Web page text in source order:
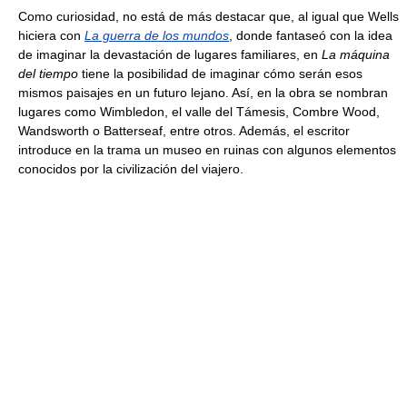
Como curiosidad, no está de más destacar que, al igual que Wells
hiciera con La guerra de los mundos , donde fantaseó con la idea
de imaginar la devastación de lugares familiares, en La máquina
del tiempo tiene la posibilidad de imaginar cómo serán esos
mismos paisajes en un futuro lejano. Así, en la obra se nombran
lugares como Wimbledon, el valle del Támesis, Combre Wood,
Wandsworth o Batterseaf, entre otros. Además, el escritor
introduce en la trama un museo en ruinas con algunos elementos
conocidos por la civilización del viajero.